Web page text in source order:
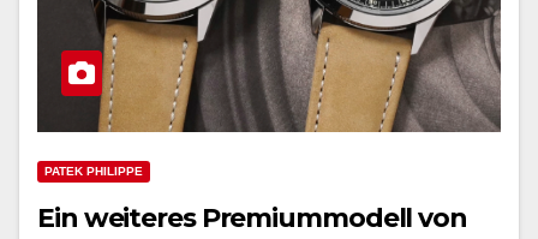
PATEK PHILIPPE
Ein weiteres Premiummodell von